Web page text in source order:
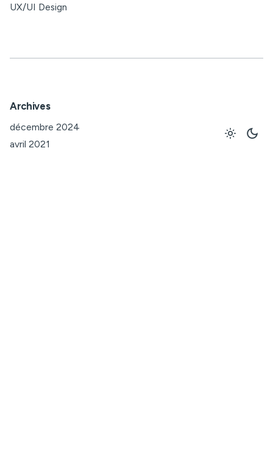
UX/UI Design
Archives
décembre 2024
avril 2021